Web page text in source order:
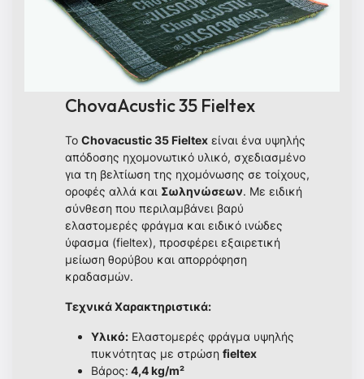
ChovaAcustic 35 Fieltex
Το Chovacustic 35 Fieltex είναι ένα υψηλής
απόδοσης ηχομονωτικό υλικό, σχεδιασμένο
για τη βελτίωση της ηχομόνωσης σε τοίχους,
οροφές αλλά και Σωληνώσεων. Με ειδική
σύνθεση που περιλαμβάνει βαρύ
ελαστομερές φράγμα και ειδικό ινώδες
ύφασμα (fieltex), προσφέρει εξαιρετική
μείωση θορύβου και απορρόφηση
κραδασμών.
Τεχνικά Χαρακτηριστικά:
Υλικό: Ελαστομερές φράγμα υψηλής
πυκνότητας με στρώση fieltex
Βάρος: 4,4 kg/m²